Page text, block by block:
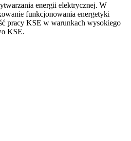
energii elektrycznej. W
funkcjonowania energetyki
pracy KSE w warunkach wysokiego
KSE.